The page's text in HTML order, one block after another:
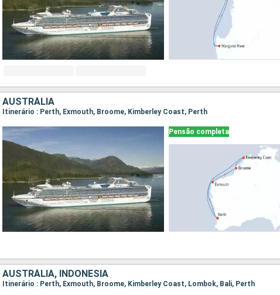
AUSTRÁLIA
Itinerário : Perth, Exmouth, Broome, Kimberley Coast, Perth
Pensão completa
AUSTRÁLIA, INDONESIA
Itinerário : Perth, Exmouth, Broome, Kimberley Coast, Lombok, Bali, Perth